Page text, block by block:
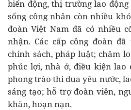
biến động, thị trường lao
sống công nhân còn nhiều
đoàn Việt Nam đã có nhiều
nhận. Các cấp công đoàn
chính sách, pháp luật; chăm
phúc lợi, nhà ở, điều kiện lao
phong trào thi đua yêu nước,
sáng tạo; hỗ trợ đoàn viên,
khăn, hoạn nạn.